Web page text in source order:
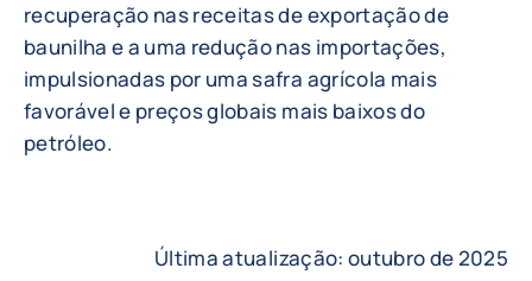
recuperação nas receitas de exportação de
baunilha e a uma redução nas importações,
impulsionadas por uma safra agrícola mais
favorável e preços globais mais baixos do
petróleo.
Última atualização: outubro de 2025